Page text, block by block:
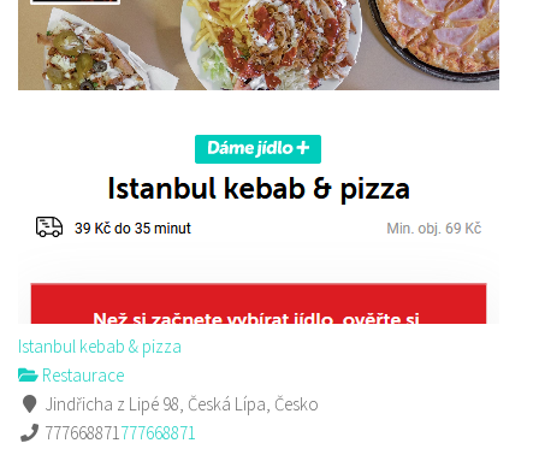
Istanbul kebab & pizza
Restaurace
Jindřicha z Lipé 98, Česká Lípa, Česko
777668871777668871